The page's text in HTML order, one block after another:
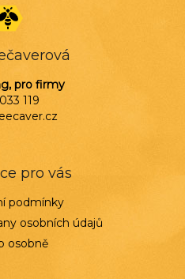
pro firmy
119
pro vás
podmínky
osobních údajů
osobně